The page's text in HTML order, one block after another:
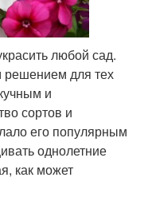
любой сад.
решением для тех
и
сортов и
его популярным
однолетние
как может